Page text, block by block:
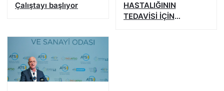
Çalıştayı başlıyor
HASTALIĞININ
TEDAVİSİ İÇİN